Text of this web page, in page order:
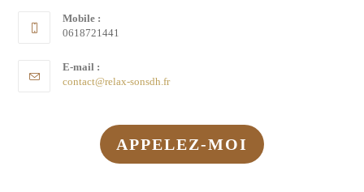
Mobile :
0618721441
E-mail :
contact@relax-sonsdh.fr
APPELEZ-MOI